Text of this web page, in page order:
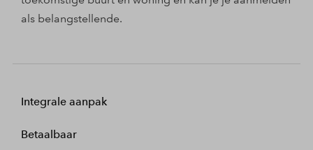
als belangstellende.
Integrale aanpak
Betaalbaar